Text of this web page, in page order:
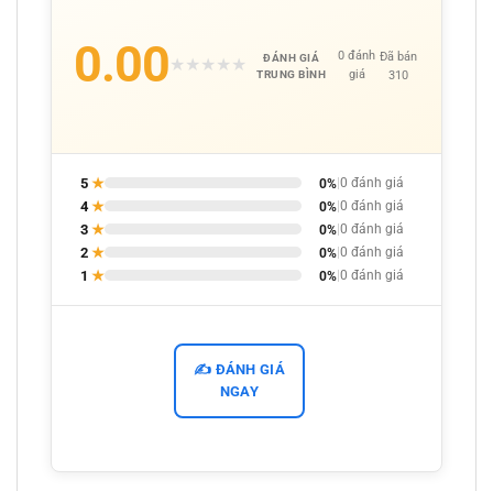
0.00★ ★ ★ ★ ★
ĐÁNH GIÁ
TRUNG BÌNH
0 đánh
giá
Đã bán
310
5 ★ 0%|0 đánh giá
4★ 0%|0 đánh giá
3 ★ 0%|0 đánh giá
2 ★ 0%|0 đánh giá
1 ★ 0%|0 đánh giá
✍️ ĐÁNH GIÁ
NGAY